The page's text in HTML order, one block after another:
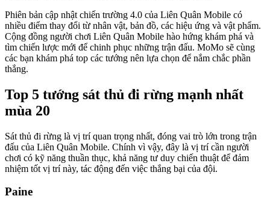
Phiên bản cập nhật chiến trường 4.0 của Liên Quân Mobile có
nhiều điểm thay đổi từ nhân vật, bản đồ, các hiệu ứng và vật phẩm.
Cộng đồng người chơi Liên Quân Mobile hào hứng khám phá và
tìm chiến lược mới để chinh phục những trận đấu. MoMo sẽ cùng
các bạn khám phá top các tướng nên lựa chọn để nắm chắc phần
thắng.
Top 5 tướng sát thủ đi rừng mạnh nhất
mùa 20
Sát thủ đi rừng là vị trí quan trọng nhất, đóng vai trò lớn trong trận
đấu của Liên Quân Mobile. Chính vì vậy, đây là vị trí cần người
chơi có kỹ năng thuần thục, khả năng tư duy chiến thuật để đảm
nhiệm tốt vị trí này, tác động đến việc thắng bại của đội.
Paine